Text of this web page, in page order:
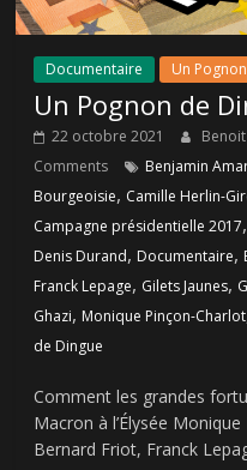
Documentaire Un
Un Pognon de
22 octobre 2021
Comments
Benjamin
Bourgeoisie, Camille Herlin-
Campagne présidentielle 2017,
Denis Durand, Documentaire,
Franck Lepage, Gilets Jaunes,
Ghazi, Monique Pinçon-Charlot
de Dingue
Comment les grandes
Macron à l’Élysée
Bernard Friot, Franck